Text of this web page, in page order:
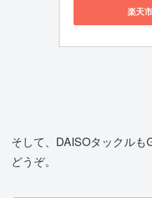
楽天
そして、DAISOタックルも
どうぞ。